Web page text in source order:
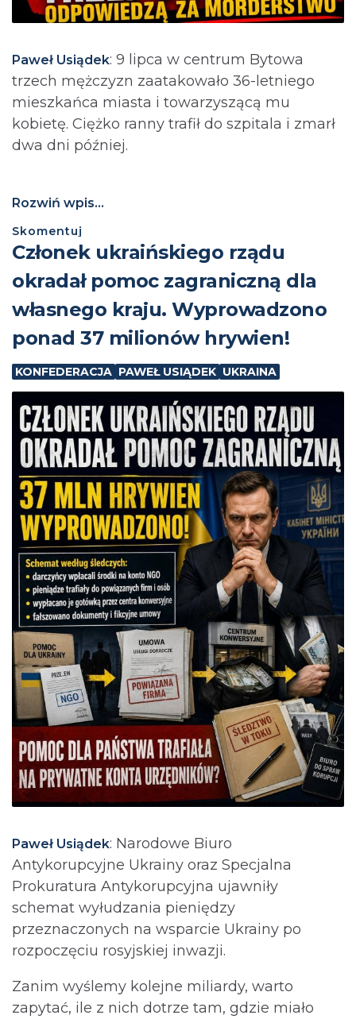
Paweł Usiądek: 9 lipca w centrum Bytowa
trzech mężczyzn zaatakowało 36-letniego
mieszkańca miasta i towarzyszącą mu
kobietę. Ciężko ranny trafił do szpitala i zmarł
dwa dni później.
Rozwiń wpis...
Skomentuj
Członek ukraińskiego rządu
okradał pomoc zagraniczną dla
własnego kraju. Wyprowadzono
ponad 37 milionów hrywien!
KONFEDERACJA PAWEŁ USIĄDEK UKRAINA
Paweł Usiądek: Narodowe Biuro
Antykorupcyjne Ukrainy oraz Specjalna
Prokuratura Antykorupcyjna ujawniły
schemat wyłudzania pieniędzy
przeznaczonych na wsparcie Ukrainy po
rozpoczęciu rosyjskiej inwazji.
Zanim wyślemy kolejne miliardy, warto
zapytać, ile z nich dotrze tam, gdzie miało